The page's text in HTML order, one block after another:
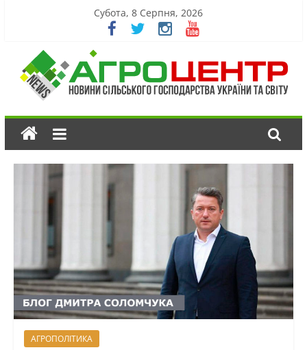
Субота, 8 Серпня, 2026
АГРОПОЛІТИКА